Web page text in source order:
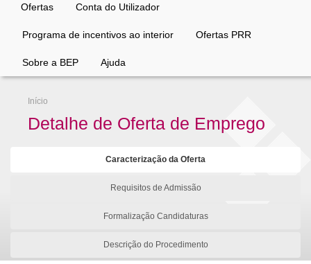
Ofertas Conta do Utilizador
Programa de incentivos ao interior Ofertas PRR
Sobre a BEP Ajuda
Início
Detalhe de Oferta de Emprego
Caracterização da Oferta
Requisitos de Admissão
Formalização Candidaturas
Descrição do Procedimento